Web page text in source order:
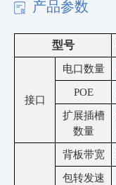
产品参数
型号
接口
电口数量
POE
扩展插槽
数量
背板带宽
包转发速